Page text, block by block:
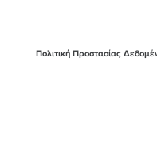
Πολιτική Προστασίας